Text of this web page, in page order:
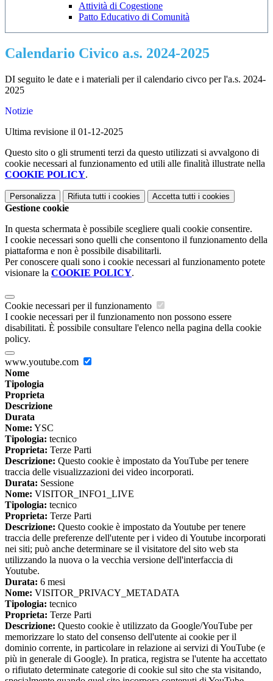
Attività di Cogestione
Patto Educativo di Comunità
Calendario Civico a.s. 2024-2025
DI seguito le date e i materiali per il calendario civco per l'a.s. 2024-
2025
Notizie
Ultima revisione il 01-12-2025
Questo sito o gli strumenti terzi da questo utilizzati si avvalgono di
cookie necessari al funzionamento ed utili alle finalità illustrate nella
COOKIE POLICY.
Personalizza Rifiuta tutti i cookies Accetta tutti i cookies
Gestione cookie
In questa schermata è possibile scegliere quali cookie consentire.
I cookie necessari sono quelli che consentono il funzionamento della
piattaforma e non è possibile disabilitarli.
Per conoscere quali sono i cookie necessari al funzionamento potete
visionare la COOKIE POLICY.
Cookie necessari per il funzionamento
I cookie necessari per il funzionamento non possono essere
disabilitati. È possibile consultare l'elenco nella pagina della cookie
policy.
www.youtube.com
Nome
Tipologia
Proprieta
Descrizione
Durata
Nome: YSC
Tipologia: tecnico
Proprieta: Terze Parti
Descrizione: Questo cookie è impostato da YouTube per tenere
traccia delle visualizzazioni dei video incorporati.
Durata: Sessione
Nome: VISITOR_INFO1_LIVE
Tipologia: tecnico
Proprieta: Terze Parti
Descrizione: Questo cookie è impostato da Youtube per tenere
traccia delle preferenze dell'utente per i video di Youtube incorporati
nei siti; può anche determinare se il visitatore del sito web sta
utilizzando la nuova o la vecchia versione dell'interfaccia di
Youtube.
Durata: 6 mesi
Nome: VISITOR_PRIVACY_METADATA
Tipologia: tecnico
Proprieta: Terze Parti
Descrizione: Questo cookie è utilizzato da Google/YouTube per
memorizzare lo stato del consenso dell'utente ai cookie per il
dominio corrente, in particolare in relazione ai servizi di YouTube (e
più in generale di Google). In pratica, registra se l'utente ha accettato
o rifiutato determinate categorie di cookie sul sito che sta visitando,